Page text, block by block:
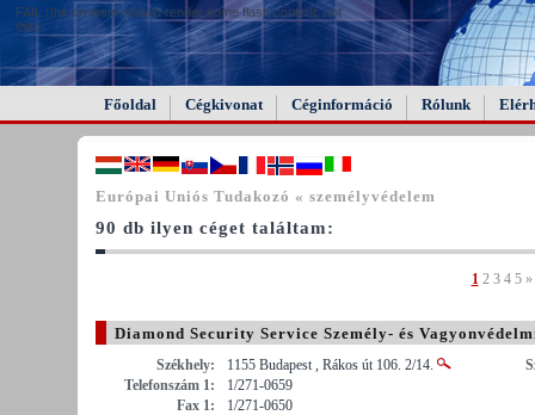
FAIL (the browser should render some flash content, not
this).
Főoldal Cégkivonat Céginformáció Rólunk
Európai Uniós Tudakozó « személyvédelem
90 db ilyen céget találtam:
1 2 3 4 5 »
Diamond Security Service Személy- és
Székhely:
1155 Budapest , Rákos út 106. 2/14.
Telefonszám 1:
1/271-0659
Fax 1:
1/271-0650